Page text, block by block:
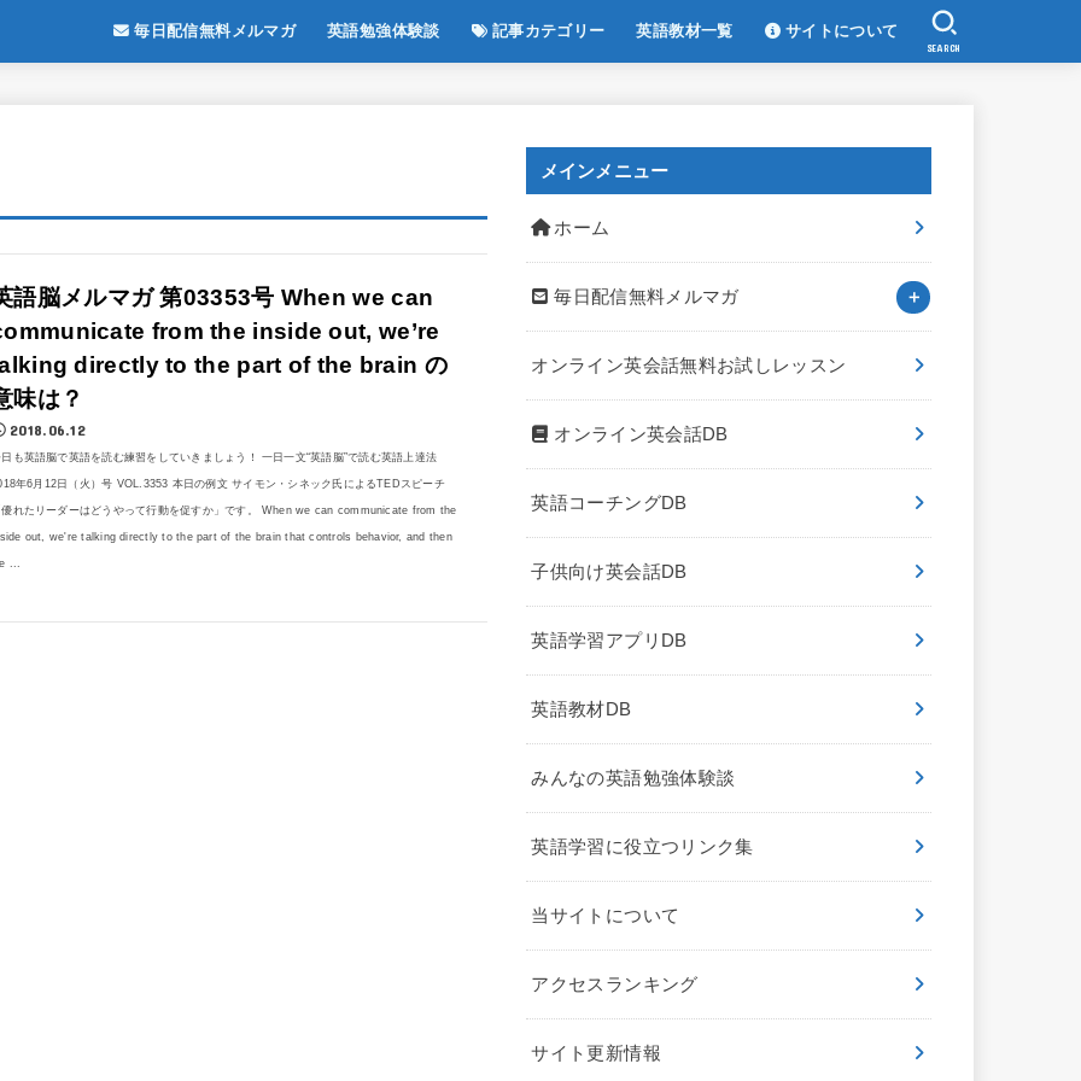
毎日配信無料メルマガ 英語勉強体験談 記事カテゴリー 英語教材一覧 サイトについて
SEARCH
語脳メルマガ 第03353号 When we can
from the inside out, we’re
directly to the part of the brain の
味は？
2018.06.12
も英語脳で英語を読む練習をしていきましょう！ 一日一文“英語脳”で読む英語上達法
年6月12日（火）号 VOL.3353 本日の例文 サイモン・シネック氏によるTEDスピーチ
優れたリーダーはどうやって行動を促すか」です。 When we can communicate from the
out, we're talking directly to the part of the brain that controls behavior, and then
...
メインメニュー
ホーム
毎日配信無料メルマガ
オンライン英会話無料お試しレッスン
オンライン英会話DB
英語コーチングDB
子供向け英会話DB
英語学習アプリDB
英語教材DB
みんなの英語勉強体験談
英語学習に役立つリンク集
当サイトについて
アクセスランキング
サイト更新情報